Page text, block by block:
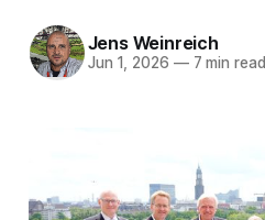
Jens Weinreich
Jun 1, 2026 —7 min read